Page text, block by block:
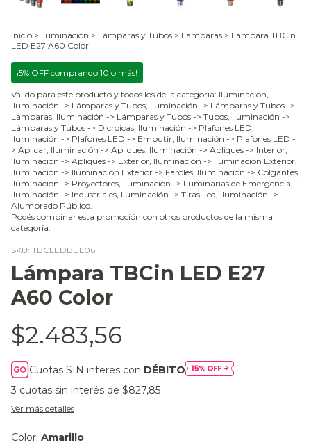
Inicio > Iluminación > Lámparas y Tubos > Lámparas > Lámpara TBCin
LED E27 A60 Color
¡5% OFF comprando 10 o más!
Válido para este producto y todos los de la categoría: Iluminación,
Iluminación -> Lámparas y Tubos, Iluminación -> Lámparas y Tubos ->
Lámparas, Iluminación -> Lámparas y Tubos -> Tubos, Iluminación ->
Lámparas y Tubos -> Dicroicas, Iluminación -> Plafones LED,
Iluminación -> Plafones LED -> Embutir, Iluminación -> Plafones LED -
> Aplicar, Iluminación -> Apliques, Iluminación -> Apliques -> Interior,
Iluminación -> Apliques -> Exterior, Iluminación -> Iluminación Exterior,
Iluminación -> Iluminación Exterior -> Faroles, Iluminación -> Colgantes,
Iluminación -> Proyectores, Iluminación -> Luminarias de Emergencia,
Iluminación -> Industriales, Iluminación -> Tiras Led, Iluminación ->
Alumbrado Público.
Podés combinar esta promoción con otros productos de la misma
categoría.
SKU: TBCLEDBUL06
Lámpara TBCin LED E27
A60 Color
$2.483,56
Cuotas SIN interés con DÉBITO
3 cuotas sin interés de $827,85
Ver más detalles
Color: Amarillo